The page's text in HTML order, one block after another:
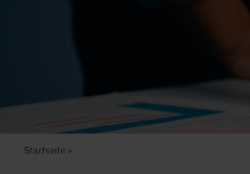
Startseite>